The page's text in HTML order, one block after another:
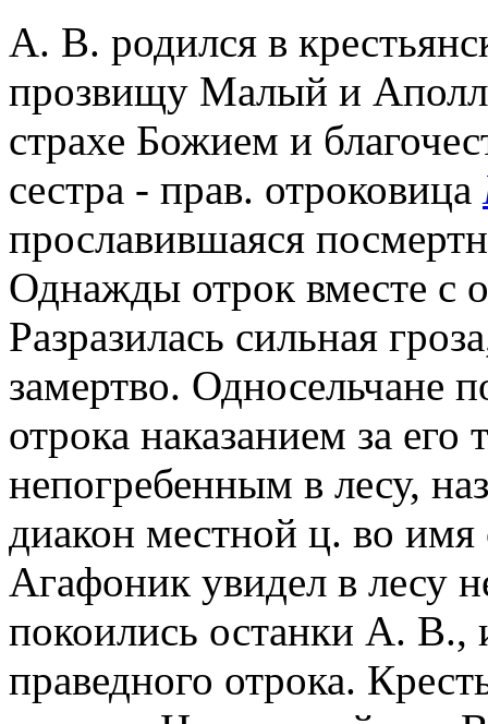
А. В. родился в
прозвищу Малый и
страхе Божием и
сестра - прав. отроковица
прославившаяся
Однажды отрок вместе с
Разразилась сильная
замертво. Односельчане
отрока наказанием за
непогребенным в лесу,
диакон местной ц. во имя
Агафоник увидел в лесу
покоились останки А. В.,
праведного отрока.